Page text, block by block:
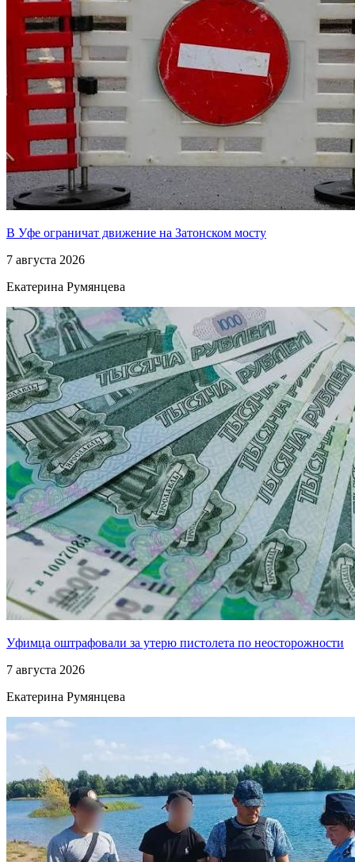
В Уфе ограничат движение на Затонском мосту
7 августа 2026
Екатерина Румянцева
Уфимца оштрафовали за утерю пистолета по неосторожности
7 августа 2026
Екатерина Румянцева